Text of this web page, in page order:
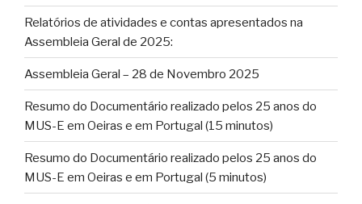
Relatórios de atividades e contas apresentados na
Assembleia Geral de 2025:
Assembleia Geral – 28 de Novembro 2025
Resumo do Documentário realizado pelos 25 anos do
MUS-E em Oeiras e em Portugal (15 minutos)
Resumo do Documentário realizado pelos 25 anos do
MUS-E em Oeiras e em Portugal (5 minutos)